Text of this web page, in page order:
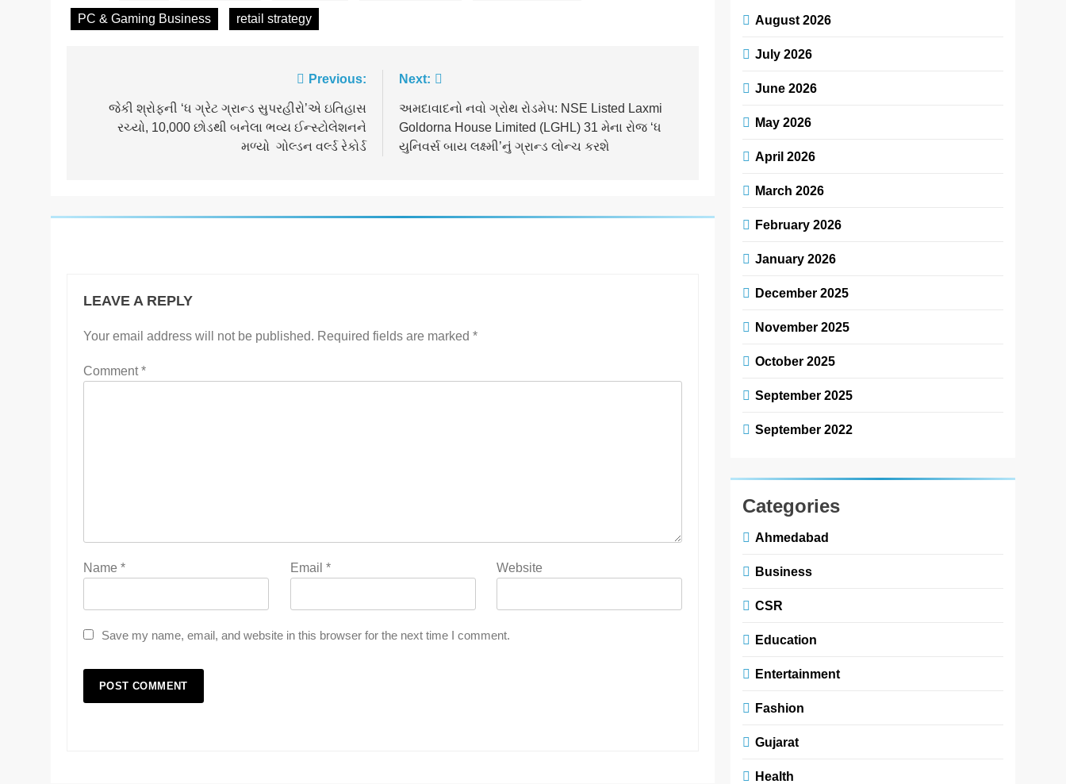
PC & Gaming Business retail strategy
navigation
Previous:
જેકી શ્રોફની ‘ધ ગ્રેટ ગ્રાન્ડ સુપરહીરો’એ ઇતિહાસ
રચ્યો, 10,000 છોડથી બનેલા ભવ્ય ઈન્સ્ટોલેશનને
મળ્યો ગોલ્ડન વર્લ્ડ રેકોર્ડ
Next:
અમદાવાદનો નવો ગ્રોથ રોડમેપ: NSE Listed Laxmi
Goldorna House Limited (LGHL) 31 મેના રોજ ‘ધ
યુનિવર્સ બાય લક્ષ્મી’નું ગ્રાન્ડ લોન્ચ કરશે
LEAVE A REPLY
Your email address will not be published. Required fields are marked *
Comment*
Name * Email * Website
Save my name, email, and website in this browser for the next time I comment.
August 2026
July 2026
June 2026
May 2026
April 2026
March 2026
February 2026
January 2026
December 2025
November 2025
October 2025
September 2025
September 2022
Categories
Ahmedabad
Business
CSR
Education
Entertainment
Fashion
Gujarat
Health